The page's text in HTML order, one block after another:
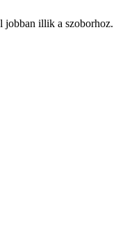
jobban illik a szoborhoz.